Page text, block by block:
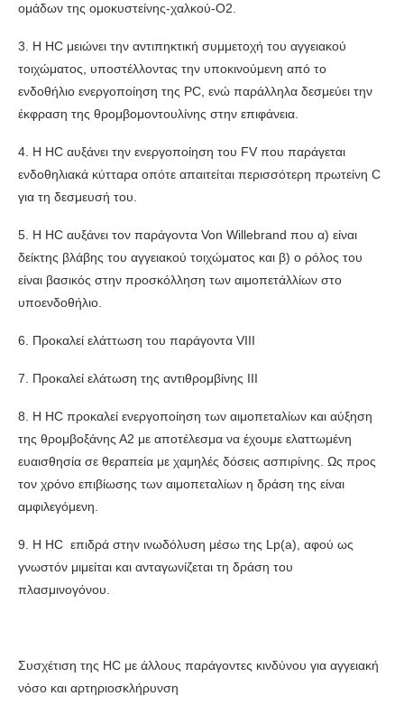
ομάδων της ομοκυστείνης-χαλκού-Ο2.
3. Η HC μειώνει την αντιπηκτική συμμετοχή του αγγειακού
τοιχώματος, υποστέλλοντας την υποκινούμενη από το
ενδοθήλιο ενεργοποίηση της PC, ενώ παράλληλα δεσμεύει την
έκφραση της θρομβομοντουλίνης στην επιφάνεια.
4. Η HC αυξάνει την ενεργοποίηση του FV που παράγεται
ενδοθηλιακά κύτταρα οπότε απαιτείται περισσότερη πρωτείνη C
για τη δεσμευσή του.
5. Η HC αυξάνει τον παράγοντα Von Willebrand που α) είναι
δείκτης βλάβης του αγγειακού τοιχώματος και β) ο ρόλος του
είναι βασικός στην προσκόλληση των αιμοπετάλλίων στο
υποενδοθήλιο.
6. Προκαλεί ελάττωση του παράγοντα VIII
7. Προκαλεί ελάτωση της αντιθρομβίνης ΙΙΙ
8. Η HC προκαλεί ενεργοποίηση των αιμοπεταλίων και αύξηση
της θρομβοξάνης Α2 με αποτέλεσμα να έχουμε ελαττωμένη
ευαισθησία σε θεραπεία με χαμηλές δόσεις ασπιρίνης. Ως προς
τον χρόνο επιβίωσης των αιμοπεταλίων η δράση της είναι
αμφιλεγόμενη.
9. Η HC επιδρά στην ινωδόλυση μέσω της Lp(a), αφού ως
γνωστόν μιμείται και ανταγωνίζεται τη δράση του
πλασμινογόνου.
Συσχέτιση της HC με άλλους παράγοντες κινδύνου για αγγειακή
νόσο και αρτηριοσκλήρυνση